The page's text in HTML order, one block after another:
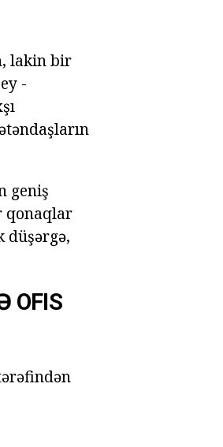
lakin bir
-
geniş
qonaqlar
düşərgə,
OFIS